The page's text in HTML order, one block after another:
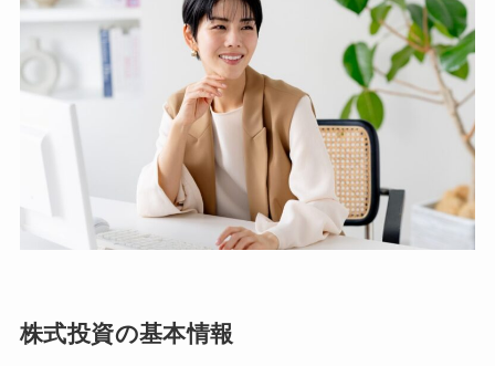
株式投資の基本情報